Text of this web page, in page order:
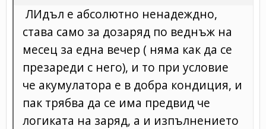
ЛИдъл е абсолютно ненадеждно,
става само за дозаряд по веднъж на
месец за една вечер ( няма как да се
презареди с него), и то при условие
че акумулатора е в добра кондиция, и
пак трябва да се има предвид че
логиката на заряд, а и изпълнението